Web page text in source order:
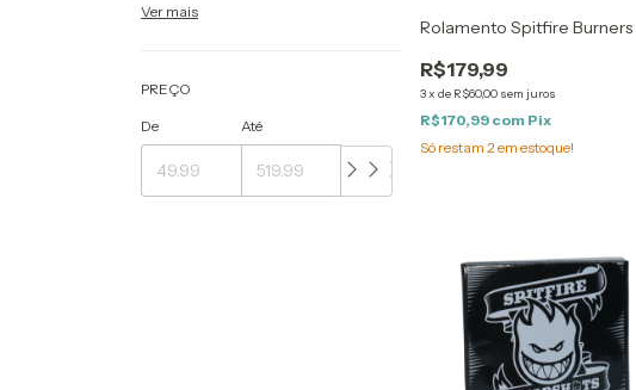
Ver mais
PREÇO
De Até
Rolamento Spitfire Burners
R$179,99
3xde R$60,00 sem juros
R$170,99 com Pix
Só restam2 em estoque!